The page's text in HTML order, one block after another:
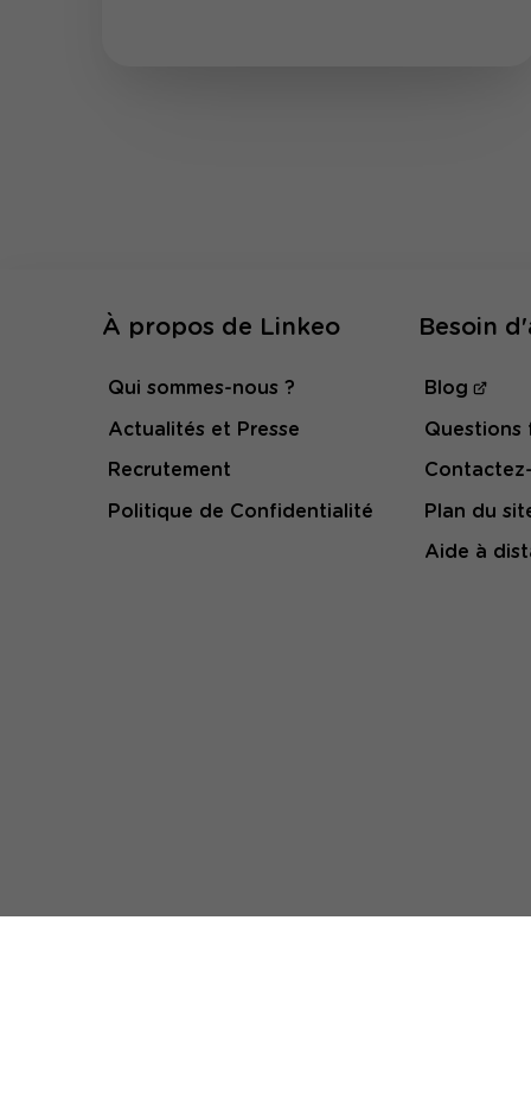
À propos de Linkeo
Qui sommes-nous ?
Actualités et Presse
Recrutement
Politique de Confidentialité
Besoin
Blog
Questions
Plan du
Aide à